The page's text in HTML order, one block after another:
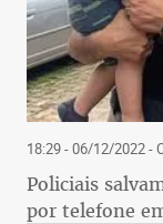
18:29 - 06/12/2022-
Policiais
por telefone